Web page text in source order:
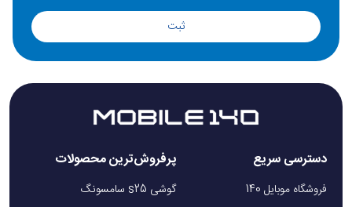
ثبت
دسترسی سریع
فروشگاه موبایل 140
پرفروش‌ترین محصولات
گوشی s25 سامسونگ